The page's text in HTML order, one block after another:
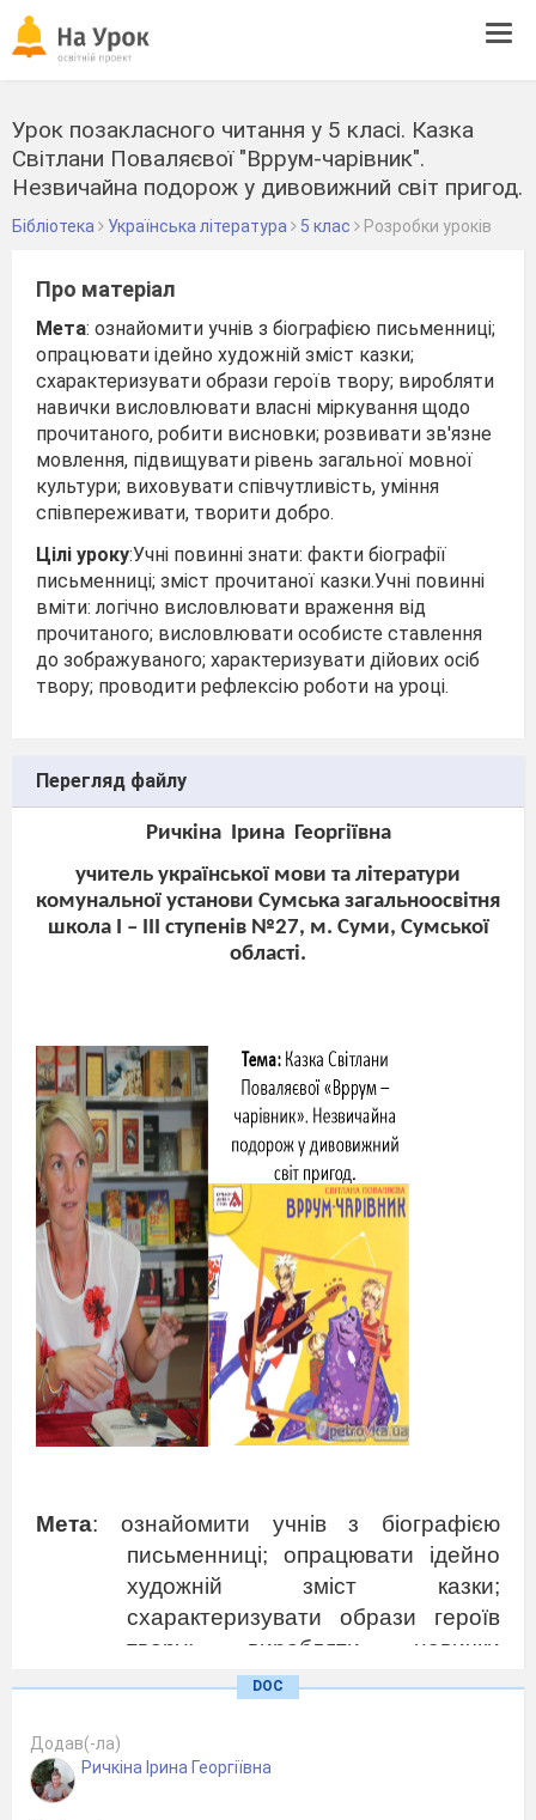
Урок позакласного читання у 5 класі. Казка
Світлани Поваляєвої "Вррум-чарівник".
Незвичайна подорож у дивовижний світ пригод.
Бібліотека Українська література 5 клас Розробки уроків
Про матеріал
Мета: ознайомити учнів з біографією письменниці;
опрацювати ідейно художній зміст казки;
схарактеризувати образи героїв твору; виробляти
навички висловлювати власні міркування щодо
прочитаного, робити висновки; розвивати зв'язне
мовлення, підвищувати рівень загальної мовної
культури; виховувати співчутливість, уміння
співпереживати, творити добро.
Цілі уроку:Учні повинні знати: факти біографії
письменниці; зміст прочитаної казки.Учні повинні
вміти: логічно висловлювати враження від
прочитаного; висловлювати особисте ставлення
до зображуваного; характеризувати дійових осіб
твору; проводити рефлексію роботи на уроці.
Перегляд файлу
Ричкіна Ірина Георгіївна
учитель української мови та літератури
комунальної установи Сумська загальноосвітня
школа І – ІІІ ступенів №27, м. Суми, Сумської
області.
Мета: ознайомити учнів з біографією
письменниці; опрацювати ідейно
художній зміст казки;
схарактеризувати образи героїв
твору; виробляти навички
висловлювати власні міркування
мовлення, підвищувати рівень
DOC
Додав(-ла)
Ричкіна Ірина Георгіївна